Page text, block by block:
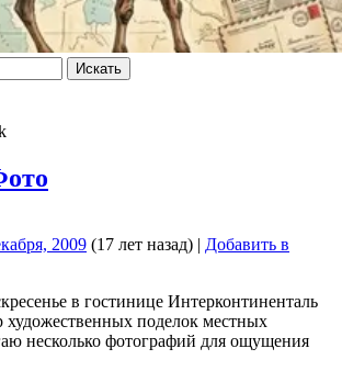
Искать
2009 (17 лет назад) | Добавить в
в гостинице Интерконтиненталь
художественных поделок местных
несколько фотографий для ощущения